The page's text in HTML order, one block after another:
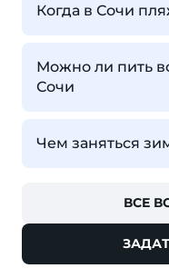
Когда в Сочи
Можно ли пить
Сочи
Чем заняться
ВСЕ